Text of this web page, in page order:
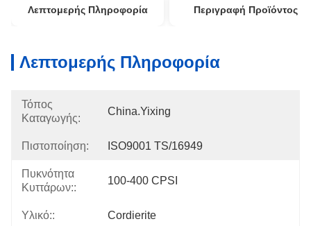
Λεπτομερής Πληροφορία Περιγραφή Προϊόντος
Λεπτομερής Πληροφορία
Τόπος
Καταγωγής:
China.Yixing
Πιστοποίηση: ISO9001 TS/16949
Πυκνότητα
Κυττάρων::
100-400 CPSI
Υλικό:: Cordierite